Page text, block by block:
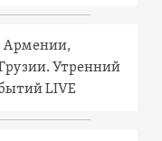
Армении,
Утренний
LIVE